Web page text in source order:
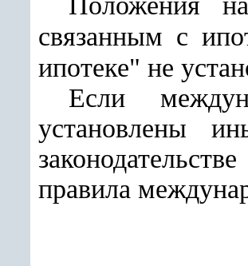
связанным с
ипотеке" не
Если
установлены
правила